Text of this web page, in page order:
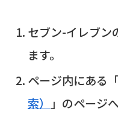
セブン-イレブン
ます。
ページ内にある
索）
」のページ